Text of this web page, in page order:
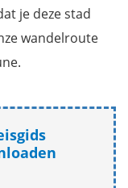
je deze stad
wandelroute